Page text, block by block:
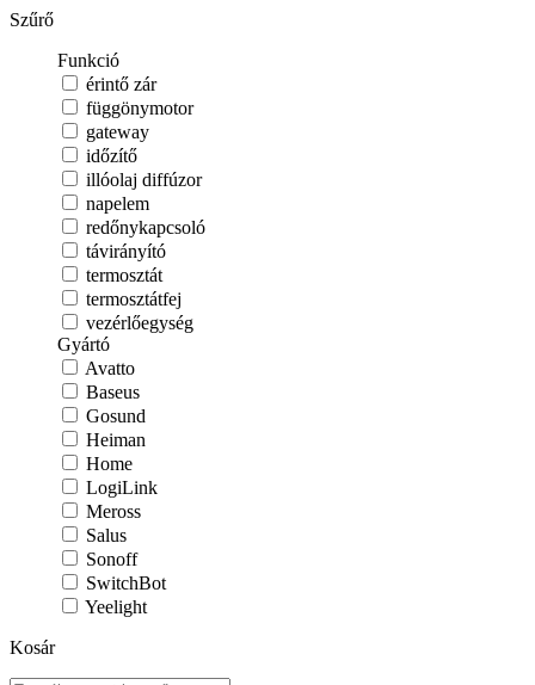
Szűrő
Funkció
érintő zár
függönymotor
gateway
időzítő
illóolaj diffúzor
napelem
redőnykapcsoló
távirányító
termosztát
termosztátfej
vezérlőegység
Gyártó
Avatto
Baseus
Gosund
Heiman
Home
LogiLink
Meross
Salus
Sonoff
SwitchBot
Yeelight
Kosár